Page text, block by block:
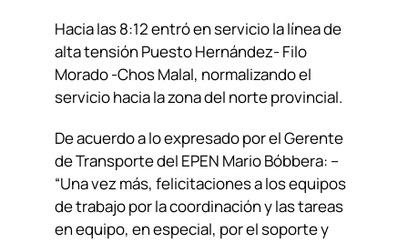
Hacia las 8:12 entró en servicio la línea de
alta tensión Puesto Hernández- Filo
Morado -Chos Malal, normalizando el
servicio hacia la zona del norte provincial.
De acuerdo a lo expresado por el Gerente
de Transporte del EPEN Mario Bóbbera: –
“Una vez más, felicitaciones a los equipos
de trabajo por la coordinación y las tareas
en equipo, en especial, por el soporte y